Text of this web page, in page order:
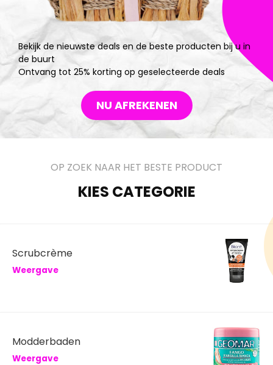
Bekijk de nieuwste deals en de beste producten bij u in
de buurt
Ontvang tot 25% korting op geselecteerde deals
NU AFREKENEN
OP ZOEK NAAR HET BESTE PRODUCT
KIES CATEGORIE
Scrubcrème
Weergave
Modderbaden
Weergave